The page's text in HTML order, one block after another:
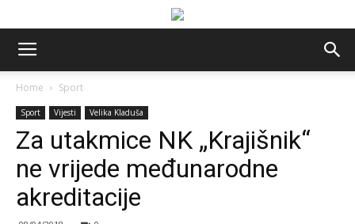
Home Sport
Sport Vijesti Velika Kladuša
Za utakmice NK „Krajišnik“
ne vrijede međunarodne
akreditacije